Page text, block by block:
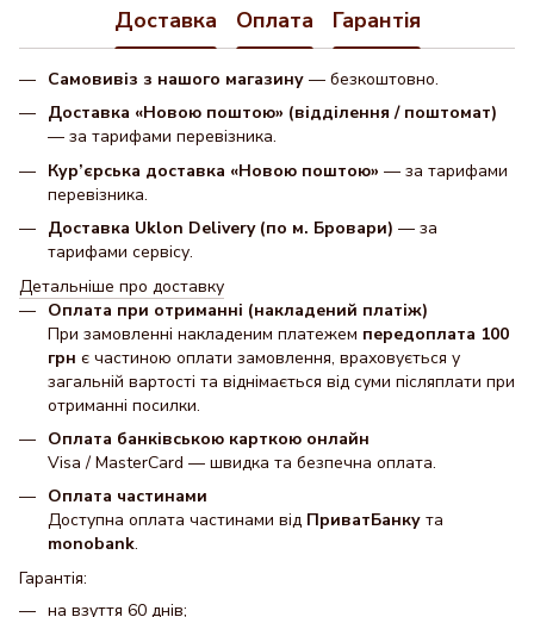
Доставка Оплата Гарантія
Самовивіз з нашого магазину — безкоштовно.
Доставка «Новою поштою» (відділення / поштомат)
— за тарифами перевізника.
Кур’єрська доставка «Новою поштою» — за тарифами
перевізника.
Доставка Uklon Delivery (по м. Бровари) — за
тарифами сервісу.
Детальніше про доставку
Оплата при отриманні (накладений платіж)
При замовленні накладеним платежем передоплата 100
грн є частиною оплати замовлення, враховується у
загальній вартості та віднімається від суми післяплати при
отриманні посилки.
Оплата банківською карткою онлайн
Visa / MasterCard — швидка та безпечна оплата.
Оплата частинами
Доступна оплата частинами від ПриватБанку та
monobank.
Гарантія:
на взуття 60 днів;